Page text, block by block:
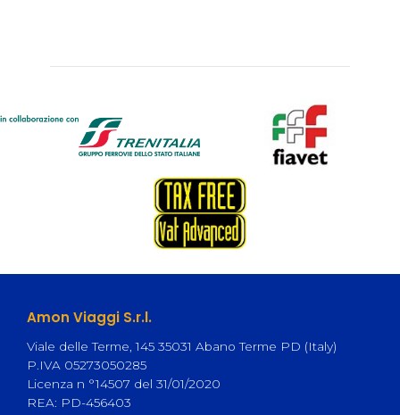
Amon Viaggi S.r.l.
Viale delle Terme, 145 35031 Abano Terme PD (Italy)
P.IVA 05273050285
Licenza n °14507 del 31/01/2020
REA: PD-456403